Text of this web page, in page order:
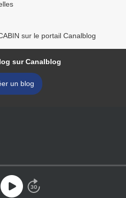
sur le portail Canalblog
sur Canalblog
un blog